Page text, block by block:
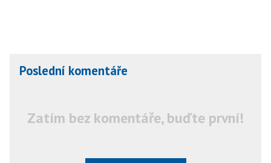
Poslední komentáře
Zatím bez komentáře, buďte první!